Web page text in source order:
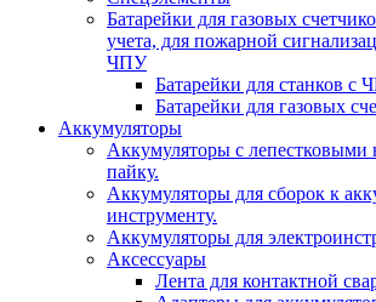
Батарейки для газовых
учета, для пожарной
ЧПУ
Батарейки для станков с
Батарейки для газовых
Аккумуляторы
Аккумуляторы с
пайку.
Аккумуляторы для сборок к
инструменту.
Аккумуляторы для
Аксессуары
Лента для контактной